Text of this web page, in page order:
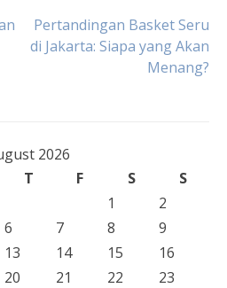
Pertandingan Basket Seru
di Jakarta: Siapa yang Akan
Menang?
2026
T F S
S
1
2
6 7 8
9
13 14 15
16
20 21 22
23